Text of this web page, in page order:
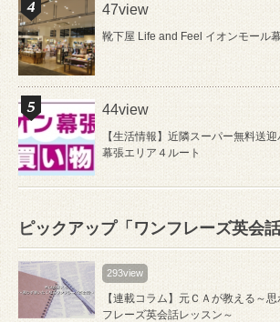
47view
靴下屋 Life and Feel イオンモール
44view
【生活情報】近隣スーパー無料送
幕張エリア４ルート
ピックアップ「ワンフレーズ英会話
293view
【連載コラム】元ＣＡが教える～
フレーズ英会話レッスン～